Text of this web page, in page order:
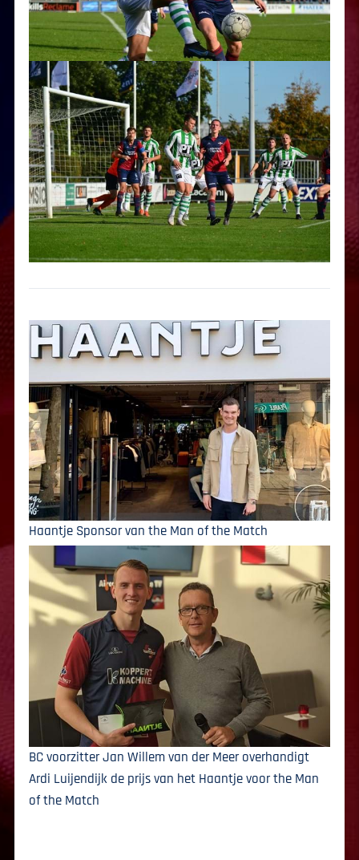
Haantje Sponsor van the Man of the Match
BC voorzitter Jan Willem van der Meer overhandigt
Ardi Luijendijk de prijs van het Haantje voor the Man
of the Match